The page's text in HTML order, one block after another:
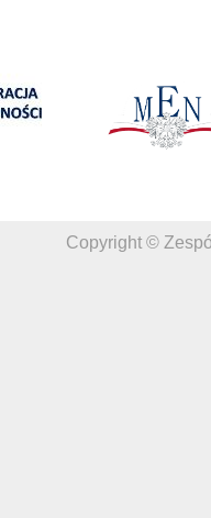
Copyright ©